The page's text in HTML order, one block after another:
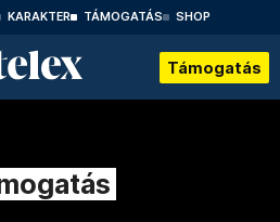
KARAKTER TÁMOGATÁS SHOP
Támogatás